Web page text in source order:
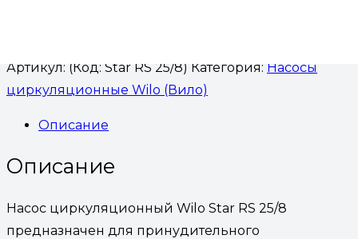
Артикул: (Код: Star RS 25/8) Категория: Насосы
циркуляционные Wilo (Вило)
Описание
Описание
Насос циркуляционный Wilo Star RS 25/8
предназначен для принудительного